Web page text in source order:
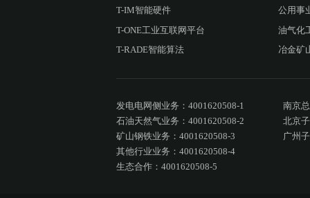
T-IM智能硬件
T-ONE工业互联网平台
T-RADE智能算法
公用事
油气化
冶金矿
发电电网侧业务：4001620508-1
石油天然气业务：4001620508-2
矿山钢铁业务：4001620508-3
其他行业业务：4001620508-4
生态合作：4001620508-5
南京
北京
广州